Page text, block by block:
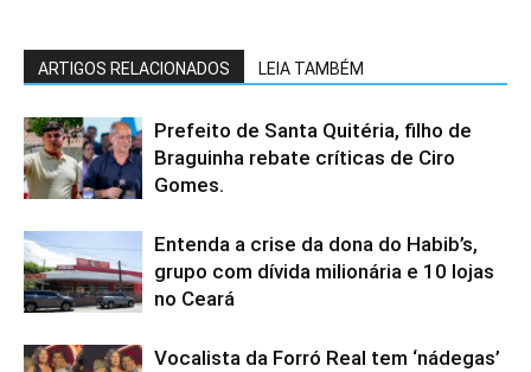
ARTIGOS RELACIONADOS LEIA TAMBÉM
Prefeito de Santa Quitéria, filho de
Braguinha rebate críticas de Ciro
Gomes.
Entenda a crise da dona do Habib’s,
grupo com dívida milionária e 10 lojas
no Ceará
Vocalista da Forró Real tem ‘nádegas’